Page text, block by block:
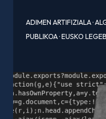
ADIMEN ARTIFIZIALA·
PUBLIKOA·EUSKO